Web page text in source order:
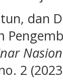
dan
2